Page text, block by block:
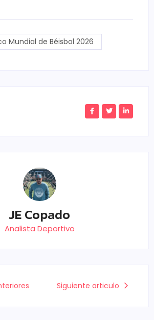
Mundial de Béisbol 2026
JE Copado
Analista Deportivo
Siguiente articulo